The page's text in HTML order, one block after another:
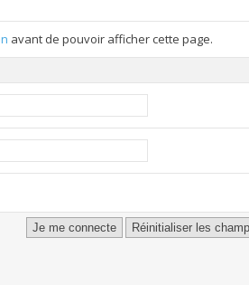
avant de pouvoir afficher cette page.